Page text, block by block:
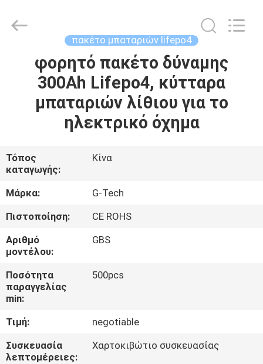
ΣΠΊΤΙ
ΠΡΟΪΌΝΤΑ
ΜΕ
ΕΜΆΣ
ΕΠΙΣΚΕΨΉ
ΕΡΓΟΣΤΑΣΊΟΥ
ΈΛΕΓΧΟΣ
ΠΟΙΌΤΗΤΑΣ
ΕΠΙΚΟΙΝΩΝΉΣΤΕ
ΜΑΖΊ
POWER
GROUP.
πακέτο μπαταριών lifepo4
φορητό πακέτο δύναμης
300Ah Lifepo4, κύτταρα
μπαταριών λίθιου για το
ηλεκτρικό όχημα
Τόπος
καταγωγής:
Κίνα
Μάρκα:
G-Tech
Πιστοποίηση:
CE ROHS
Αριθμό
μοντέλου:
GBS
Ποσότητα
παραγγελίας
min:
500pcs
Τιμή:
negotiable
Συσκευασία
λεπτομέρειες:
Χαρτοκιβώτιο συσκευασίας